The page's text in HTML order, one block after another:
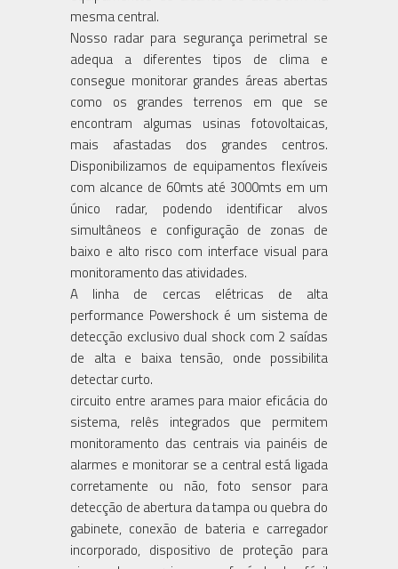
mesma central.
Nosso radar para segurança perimetral se
adequa a diferentes tipos de clima e
consegue monitorar grandes áreas abertas
como os grandes terrenos em que se
encontram algumas usinas fotovoltaicas,
mais afastadas dos grandes centros.
Disponibilizamos de equipamentos flexíveis
com alcance de 60mts até 3000mts em um
único radar, podendo identificar alvos
simultâneos e configuração de zonas de
baixo e alto risco com interface visual para
monitoramento das atividades.
A linha de cercas elétricas de alta
performance Powershock é um sistema de
detecção exclusivo dual shock com 2 saídas
de alta e baixa tensão, onde possibilita
detectar curto.
circuito entre arames para maior eficácia do
sistema, relês integrados que permitem
monitoramento das centrais via painéis de
alarmes e monitorar se a central está ligada
corretamente ou não, foto sensor para
detecção de abertura da tampa ou quebra do
gabinete, conexão de bateria e carregador
incorporado, dispositivo de proteção para